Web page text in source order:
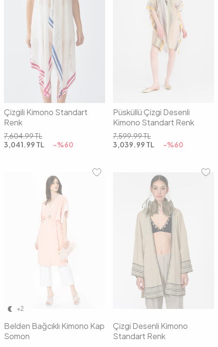
00
Çizgili Kimono Standart
Renk
7,604.99TL
3,041.99 TL -%60
00
Püsküllü Çizgi Desenli
Kimono Standart Renk
7,599.99TL
3,039.99 TL -%60
+2
Belden Bağcıklı Kimono Kap
Somon
00
Çizgi Desenli Kimono
Standart Renk